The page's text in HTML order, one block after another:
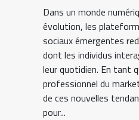
avant-
Dans un monde
évolution, les
sociaux émergentes
dont les individus
leur quotidien. En tant
professionnel du
de ces nouvelles
pour...